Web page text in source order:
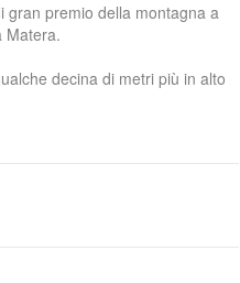
gran premio della montagna a
Matera.
decina di metri più in alto